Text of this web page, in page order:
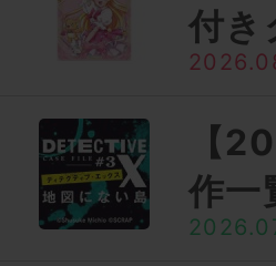
付き
【
作一